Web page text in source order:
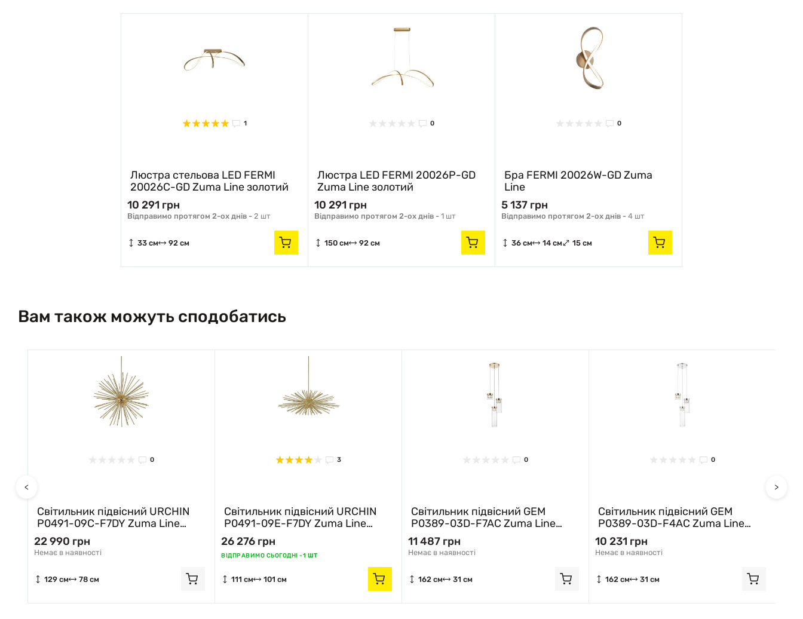
1
Люстра стельова LED FERMI
20026C-GD Zuma Line золотий
10 291 грн
Відправимо протягом 2-ох днів - 2 шт
33 см 92 см
0
Люстра LED FERMI 20026P-GD
Zuma Line золотий
10 291 грн
Відправимо протягом 2-ох днів - 1 шт
150 см 92 см
0
Бра FERMI 20026W-GD Zuma
Line
5 137 грн
Відправимо протягом 2-ох днів - 4 шт
36 см 14 см 15 см
Вам також можуть сподобатись
<
підвісний URCHIN
F7DY Zuma Line
Світильник підвісний URCHIN
P0491-09E-F7DY Zuma Line
1 ШТ
101 см
Світильник підвісний GEM
P0389-03D-F7AC Zuma Line
31 см
Світильник підвісний GEM
P0389-03D-F4AC Zuma Line
31 см
Світильник
P0389-03D-0FD2
31 см
>